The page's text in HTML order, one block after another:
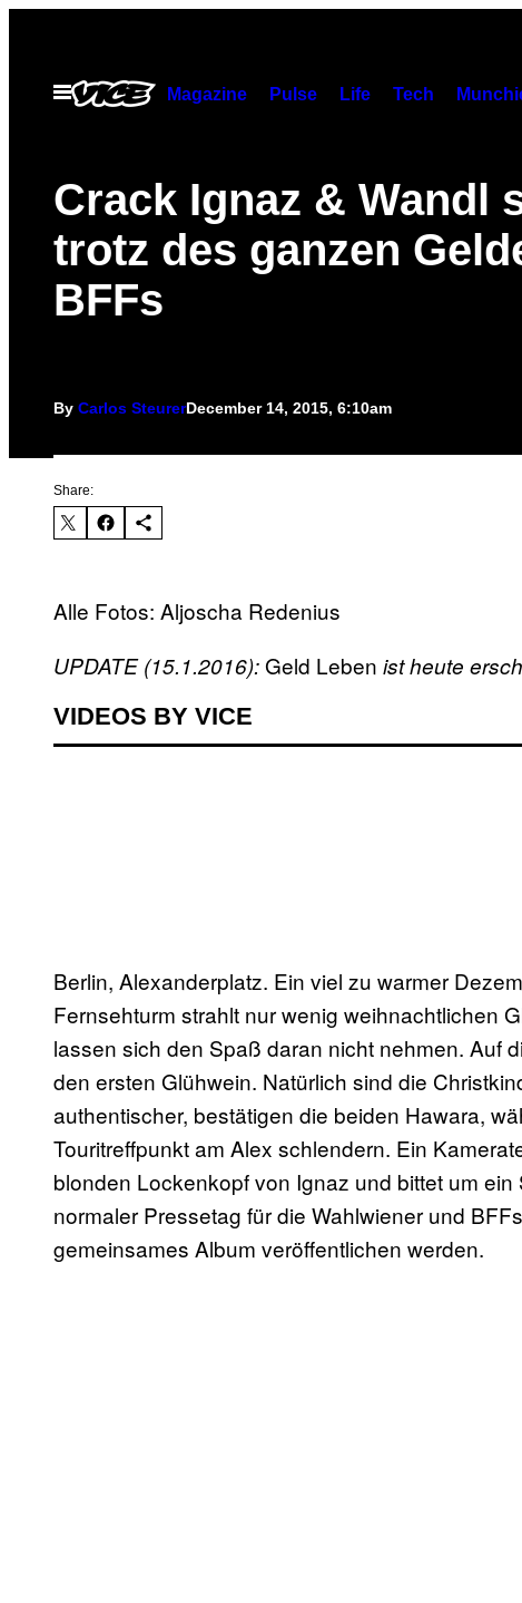
contentOpen
Menu
Magazine Pulse Life Tech
Crack Ignaz & Wandl
trotz des ganzen
BFFs
By Carlos SteurerDecember 14, 2015, 6:10am
Share:
Alle Fotos: Aljoscha Redenius
UPDATE (15.1.2016): Geld Leben ist heute
VIDEOS BY VICE
Berlin, Alexanderplatz. Ein viel zu warmer
Fernsehturm strahlt nur wenig weihnachtlichen
lassen sich den Spaß daran nicht nehmen. Auf
den ersten Glühwein. Natürlich sind die
authentischer, bestätigen die beiden Hawara,
Touritreffpunkt am Alex schlendern. Ein
blonden Lockenkopf von Ignaz und bittet um
normaler Pressetag für die Wahlwiener und
gemeinsames Album veröffentlichen werden.